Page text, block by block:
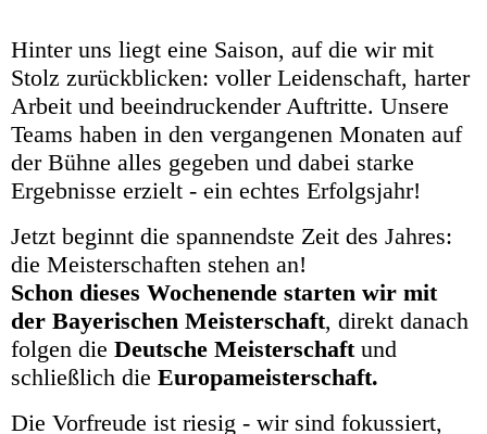
Hinter uns liegt eine Saison, auf die wir mit
Stolz zurückblicken: voller Leidenschaft, harter
Arbeit und beeindruckender Auftritte. Unsere
Teams haben in den vergangenen Monaten auf
der Bühne alles gegeben und dabei starke
Ergebnisse erzielt - ein echtes Erfolgsjahr!
Jetzt beginnt die spannendste Zeit des Jahres:
die Meisterschaften stehen an!
Schon dieses Wochenende starten wir mit
der Bayerischen Meisterschaft, direkt danach
folgen die Deutsche Meisterschaftund
schließlich die Europameisterschaft.
Die Vorfreude ist riesig - wir sind fokussiert,